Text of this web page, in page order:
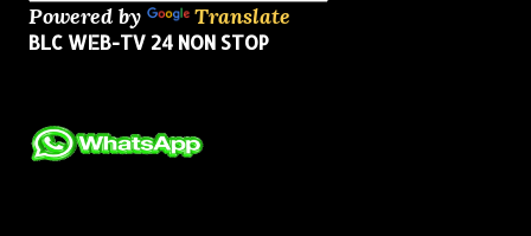
Powered by Translate
BLC WEB-TV 24 NON STOP